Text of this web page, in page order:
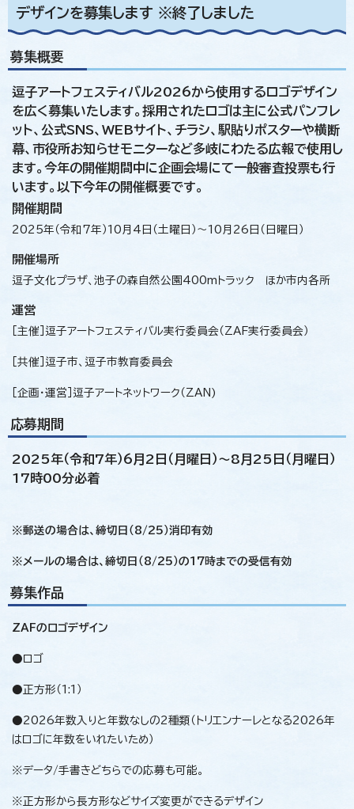
デザインを募集します ※終了しました
募集概要
逗子アートフェスティバル2026から使用するロゴデザイン
を広く募集いたします。採用されたロゴは主に公式パンフレ
ット、公式SNS、WEBサイト、チラシ、駅貼りポスターや横断
幕、市役所お知らせモニターなど多岐にわたる広報で使用し
ます。今年の開催期間中に企画会場にて一般審査投票も行
います。以下今年の開催概要です。
開催期間
2025年（令和7年）10月4日（土曜日）～10月26日（日曜日）
開催場所
逗子文化プラザ、池子の森自然公園400mトラック ほか市内各所
運営
［主催］逗子アートフェスティバル実行委員会（ZAF実行委員会）
［共催］逗子市、逗子市教育委員会
［企画・運営］逗子アートネットワーク（ZAN)
応募期間
2025年（令和7年）6月2日（月曜日）～8月25日（月曜日）
17時00分必着
※郵送の場合は、締切日（8/25）消印有効
※メールの場合は、締切日（8/25）の17時までの受信有効
募集作品
ZAFのロゴデザイン
●ロゴ
●正方形（1:1）
●2026年数入りと年数なしの2種類（トリエンナーレとなる2026年
はロゴに年数をいれたいため）
※データ/手書きどちらでの応募も可能。
※正方形から長方形などサイズ変更ができるデザイン